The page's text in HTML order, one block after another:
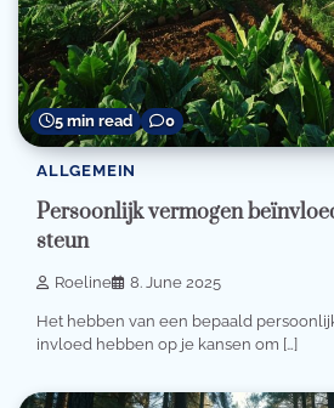
5 min read 0
ALLGEMEIN
Persoonlijk vermogen
steun
Roeline 8. June 2025
Het hebben van een bepaald
invloed hebben op je kansen om […]